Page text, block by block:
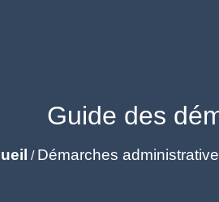
Guide des
/ Démarches